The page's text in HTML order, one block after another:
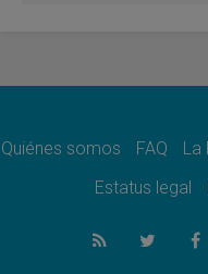
quienes
Ucrania:
05.08.2026
Quiénes somos FAQ La
Estatus legal